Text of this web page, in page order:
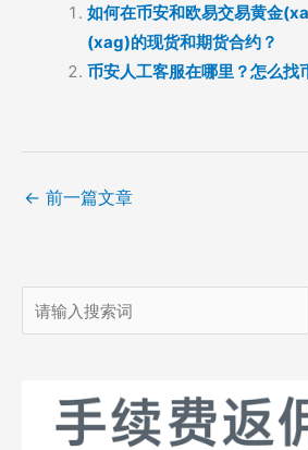
如何在币安和欧易交易黄金
(xag)的现货和期货合约？
币安人工客服在哪里？怎么找
← 前一篇文章
搜
索